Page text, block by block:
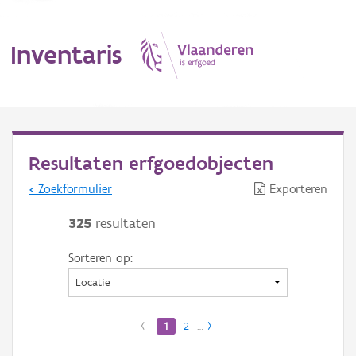
Inventaris
Erfgoedobject
Aanduidingsobject
Waarneming
Resultaten erfgoedobjecten
< Zoekformulier Exporteren
325 resultaten
Sorteren op:
‹ 1 2 … ›